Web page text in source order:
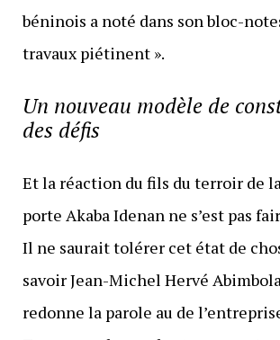
béninois a noté dans son bloc-
travaux piétinent ».
Un nouveau modèle de
des défis
Et la réaction du fils du terroir de
porte Akaba Idenan ne s’est pas
Il ne saurait tolérer cet état de
savoir Jean-Michel Hervé
redonne la parole au de